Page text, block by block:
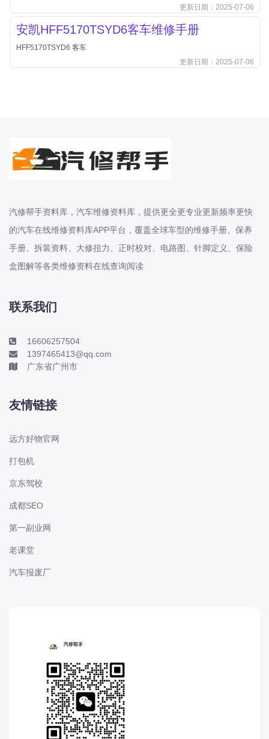
比亚迪
比亚迪
比亚迪-海外版
比亚迪商用车
昌河
曹操
长城
长安
长安-凯程
长安-欧尚
长安-跨越
DS
DS
DS-进口
东风富康
东风股份
东风菱智
东风轻型新能源
东风风神
大众-江淮大众
大众-进口大众
大力牛魔王
大通
更新日期：2025-07-06
安凯HFF5170TSYD6客车维修手册
HFF5170TSYD6 客车
更新日期：2025-07-06
汽修帮手资料库，汽车维修资料库，提供更全更专业更新频率更快
的汽车在线维修资料库APP平台，覆盖全球车型的维修手册、保养
手册、拆装资料、大修扭力、正时校对、电路图、针脚定义、保险
盒图解等各类维修资料在线查询阅读
联系我们
16606257504
1397465413@qq.com
广东省广州市
友情链接
远方好物官网
打包机
京东驾校
成都SEO
第一副业网
老课堂
汽车报废厂